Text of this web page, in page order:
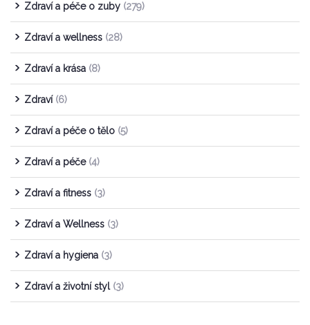
Zdraví a péče o zuby (279)
Zdraví a wellness (28)
Zdraví a krása (8)
Zdraví (6)
Zdraví a péče o tělo (5)
Zdraví a péče (4)
Zdraví a fitness (3)
Zdraví a Wellness (3)
Zdraví a hygiena (3)
Zdraví a životní styl (3)